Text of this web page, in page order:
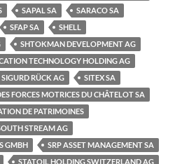
SAPAL SA
SARACO SA
SFAP SA
SHELL
SHTOKMAN DEVELOPMENT AG
TECHNOLOGY HOLDING AG
SIGURD RÜCK AG
SITEX SA
FORCES MOTRICES DU CHÂTELOT SA
DE PATRIMOINES
STREAM AG
GMBH
SRP ASSET MANAGEMENT SA
STATOIL HOLDING SWITZERLAND AG